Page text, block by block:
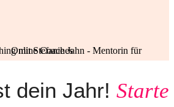
dein Jahr! Starte